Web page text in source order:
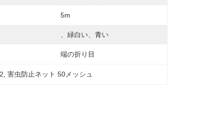
5m
、緑白い、青い
端の折り目
, 害虫防止ネット 50メッシュ